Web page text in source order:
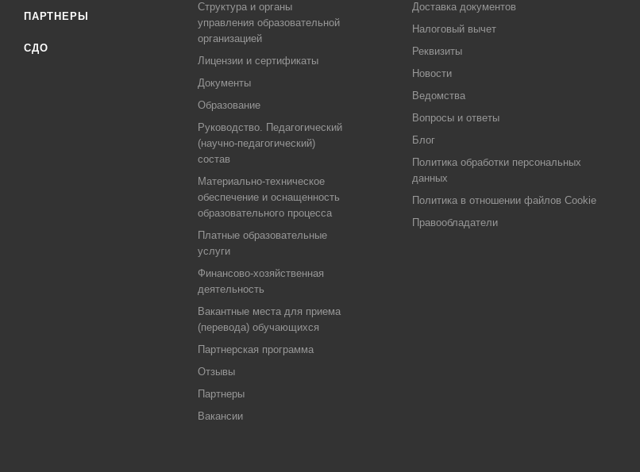
ПАРТНЕРЫ
СДО
Структура и органы
управления образовательной
организацией
Лицензии и сертификаты
Документы
Образование
Руководство. Педагогический
(научно-педагогический)
состав
Материально-техническое
обеспечение и оснащенность
образовательного процесса
Платные образовательные
услуги
Финансово-хозяйственная
деятельность
Вакантные места для приема
(перевода) обучающихся
Партнерская программа
Отзывы
Партнеры
Вакансии
Доставка документов
Налоговый вычет
Реквизиты
Новости
Ведомства
Вопросы и ответы
Блог
Политика обработки персональных
данных
Политика в отношении файлов Cookie
Правообладатели